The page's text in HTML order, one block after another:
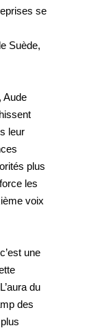
se
Suède,
Aude
leur
plus
les
voix
une
du
des